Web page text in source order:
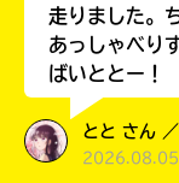
走りました。
あっしゃべり
ばいととー！
とと さん
2026.08.05